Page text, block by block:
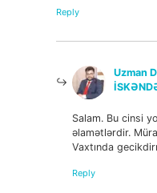
Reply
Uzman
Salam. Bu cinsi
əlamətlərdir.
Vaxtında
Reply